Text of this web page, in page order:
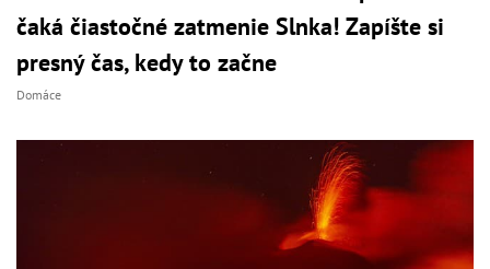
čaká čiastočné zatmenie Slnka! Zapíšte si
presný čas, kedy to začne
Domáce